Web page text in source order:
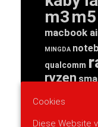
m3m5
macbook
MINGDA
qualcomm
ryzen
Cookies
Diese Website